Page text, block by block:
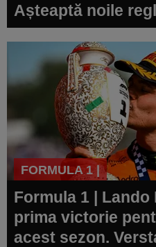
Așteaptă noile
FORMULA 1 |
Formula 1 |
prima victorie
acest sezon.